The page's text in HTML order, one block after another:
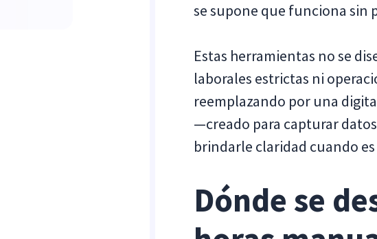
se supone que funciona sin
Estas herramientas no se
laborales estrictas ni
reemplazando por una
—creado para capturar
brindarle claridad cuando
Dónde se